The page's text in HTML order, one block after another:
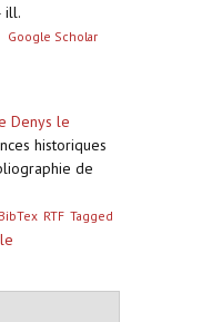
ill.
Google Scholar
Denys le
historiques
de
BibTex RTF Tagged